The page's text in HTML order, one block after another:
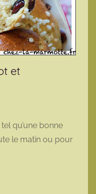
et
qu’une bonne
le matin ou pour